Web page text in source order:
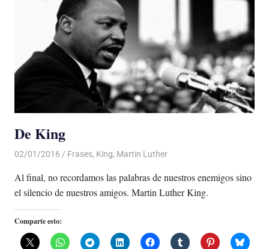
De King
02/01/2016 Luis Castellanos
Frases, King, Martin Luther
Al final, no recordamos las palabras de nuestros enemigos sino
el silencio de nuestros amigos. Martin Luther King.
Comparte esto: